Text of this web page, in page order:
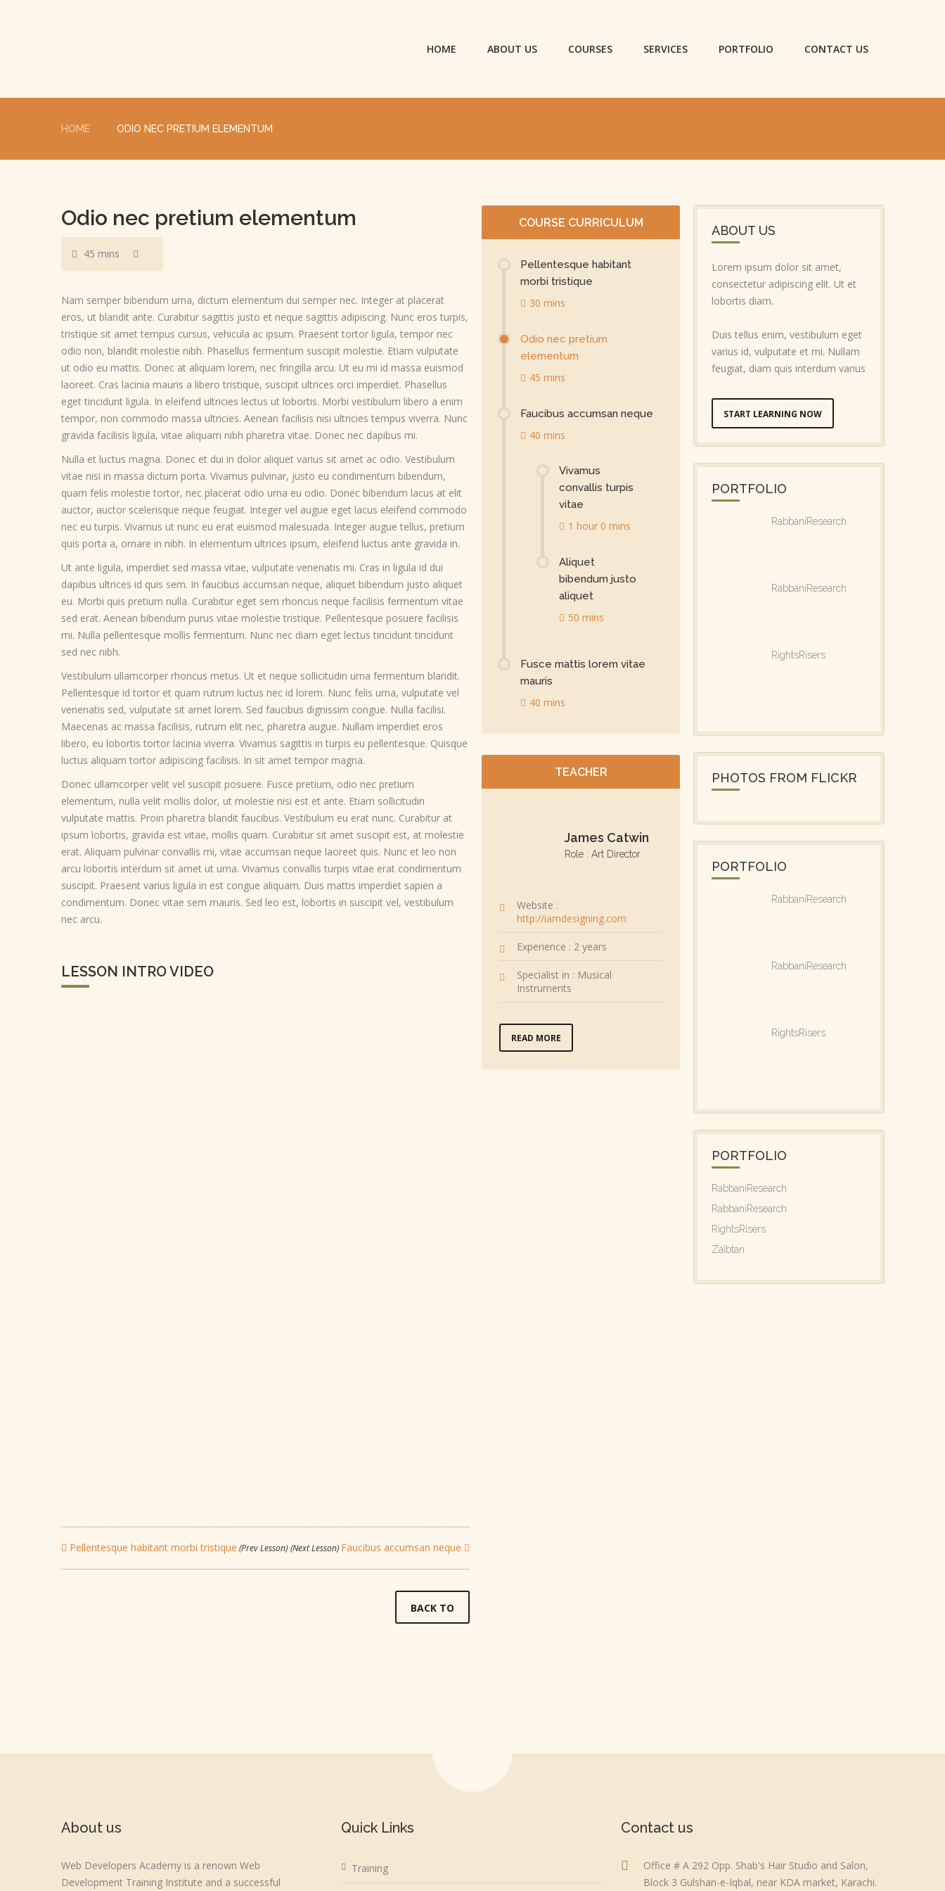
HOME ABOUT US COURSES SERVICES PORTFOLIO CONTACT US
HOME ODIO NEC PRETIUM ELEMENTUM
Odio nec pretium elementum
45 mins
Nam semper bibendum urna, dictum elementum dui semper nec. Integer at placerat
eros, ut blandit ante. Curabitur sagittis justo et neque sagittis adipiscing. Nunc eros turpis,
tristique sit amet tempus cursus, vehicula ac ipsum. Praesent tortor ligula, tempor nec
odio non, blandit molestie nibh. Phasellus fermentum suscipit molestie. Etiam vulputate
ut odio eu mattis. Donec at aliquam lorem, nec fringilla arcu. Ut eu mi id massa euismod
laoreet. Cras lacinia mauris a libero tristique, suscipit ultrices orci imperdiet. Phasellus
eget tincidunt ligula. In eleifend ultricies lectus ut lobortis. Morbi vestibulum libero a enim
tempor, non commodo massa ultricies. Aenean facilisis nisi ultricies tempus viverra. Nunc
gravida facilisis ligula, vitae aliquam nibh pharetra vitae. Donec nec dapibus mi.
Nulla et luctus magna. Donec et dui in dolor aliquet varius sit amet ac odio. Vestibulum
vitae nisi in massa dictum porta. Vivamus pulvinar, justo eu condimentum bibendum,
quam felis molestie tortor, nec placerat odio urna eu odio. Donec bibendum lacus at elit
auctor, auctor scelerisque neque feugiat. Integer vel augue eget lacus eleifend commodo
nec eu turpis. Vivamus ut nunc eu erat euismod malesuada. Integer augue tellus, pretium
quis porta a, ornare in nibh. In elementum ultrices ipsum, eleifend luctus ante gravida in.
Ut ante ligula, imperdiet sed massa vitae, vulputate venenatis mi. Cras in ligula id dui
dapibus ultrices id quis sem. In faucibus accumsan neque, aliquet bibendum justo aliquet
eu. Morbi quis pretium nulla. Curabitur eget sem rhoncus neque facilisis fermentum vitae
sed erat. Aenean bibendum purus vitae molestie tristique. Pellentesque posuere facilisis
mi. Nulla pellentesque mollis fermentum. Nunc nec diam eget lectus tincidunt tincidunt
sed nec nibh.
Vestibulum ullamcorper rhoncus metus. Ut et neque sollicitudin urna fermentum blandit.
Pellentesque id tortor et quam rutrum luctus nec id lorem. Nunc felis urna, vulputate vel
venenatis sed, vulputate sit amet lorem. Sed faucibus dignissim congue. Nulla facilisi.
Maecenas ac massa facilisis, rutrum elit nec, pharetra augue. Nullam imperdiet eros
libero, eu lobortis tortor lacinia viverra. Vivamus sagittis in turpis eu pellentesque. Quisque
luctus aliquam tortor adipiscing facilisis. In sit amet tempor magna.
Donec ullamcorper velit vel suscipit posuere. Fusce pretium, odio nec pretium
elementum, nulla velit mollis dolor, ut molestie nisi est et ante. Etiam sollicitudin
vulputate mattis. Proin pharetra blandit faucibus. Vestibulum eu erat nunc. Curabitur at
ipsum lobortis, gravida est vitae, mollis quam. Curabitur sit amet suscipit est, at molestie
erat. Aliquam pulvinar convallis mi, vitae accumsan neque laoreet quis. Nunc et leo non
arcu lobortis interdum sit amet ut urna. Vivamus convallis turpis vitae erat condimentum
suscipit. Praesent varius ligula in est congue aliquam. Duis mattis imperdiet sapien a
condimentum. Donec vitae sem mauris. Sed leo est, lobortis in suscipit vel, vestibulum
nec arcu.
LESSON INTRO VIDEO
Pellentesque habitant morbi tristique (Prev Lesson) (Next Lesson) Faucibus accumsan neque
BACK TO
COURSE CURRICULUM
Pellentesque habitant
morbi tristique
30 mins
Odio nec pretium
elementum
45 mins
Faucibus accumsan neque
40 mins
Vivamus
convallis turpis
vitae
1 hour 0 mins
Aliquet
bibendum justo
aliquet
50 mins
Fusce mattis lorem vitae
mauris
40 mins
TEACHER
James Catwin
Role : Art Director
Website :
http://iamdesigning.com
Experience : 2 years
Specialist in : Musical
Instruments
READ MORE
ABOUT US
Lorem ipsum dolor sit amet,
consectetur adipiscing elit. Ut et
lobortis diam.
Duis tellus enim, vestibulum eget
varius id, vulputate et mi. Nullam
feugiat, diam quis interdum varius
START LEARNING NOW
PORTFOLIO
RabbaniResearch
RabbaniResearch
RightsRisers
PHOTOS FROM FLICKR
PORTFOLIO
RabbaniResearch
RabbaniResearch
RightsRisers
PORTFOLIO
RabbaniResearch
RabbaniResearch
RightsRisers
Zaibtan
About us
Web Developers Academy is a renown Web
Development Training Institute and a successful
Quick Links
Training
Contact us
Office # A 292 Opp. Shab's Hair Studio and Salon,
Block 3 Gulshan-e-Iqbal, near KDA market, Karachi.